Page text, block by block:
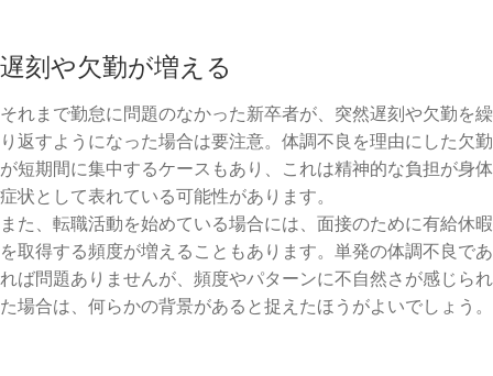
遅刻や欠勤が増える
それまで勤怠に問題のなかった新卒者が、突然遅刻や欠勤を繰
り返すようになった場合は要注意。体調不良を理由にした欠勤
が短期間に集中するケースもあり、これは精神的な負担が身体
症状として表れている可能性があります。
また、転職活動を始めている場合には、面接のために有給休暇
を取得する頻度が増えることもあります。単発の体調不良であ
れば問題ありませんが、頻度やパターンに不自然さが感じられ
た場合は、何らかの背景があると捉えたほうがよいでしょう。